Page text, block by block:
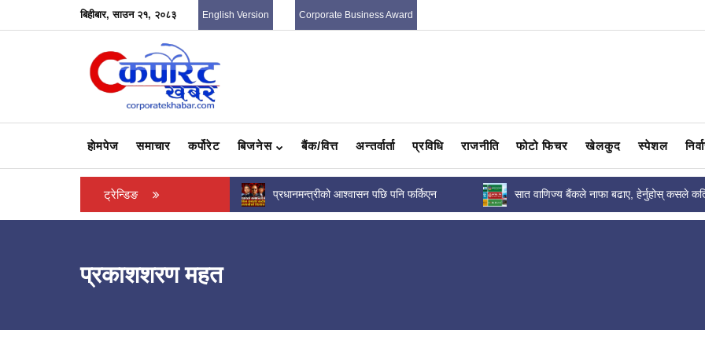
बिहीबार, साउन २१, २०८३ English Version Corporate Business Award
हाेमपेज समाचार कर्पोरेट बिजनेस बैंक/वित्त अन्तर्वार्ता प्रविधि राजनीति फोटो फिचर खेलकुद स्पेशल
ट्रेन्डिङ
प्रधानमन्त्रीको आश्वासन पछि पनि फर्किएन
व्यवसायीको मनोबल : धरपकडको त्रासमा...
सात वाणिज्य बैंकले नाफा बढाए, हेर्नुहोस् कसले कति
कमाए ?
कर्मचारीहरुको नयाँ तलबमान सार्वजनिक, कसकाे
कति ? (पत्रसहित)
प्रकाशशरण महत